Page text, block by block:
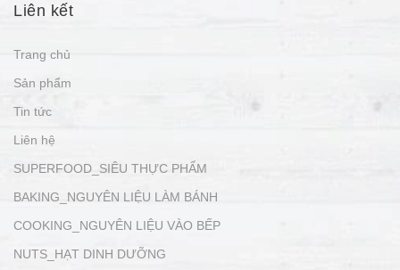
Liên kết
Trang chủ
Sản phẩm
Tin tức
Liên hệ
SUPERFOOD_SIÊU THỰC PHẨM
BAKING_NGUYÊN LIỆU LÀM BÁNH
COOKING_NGUYÊN LIỆU VÀO BẾP
NUTS_HẠT DINH DƯỠNG